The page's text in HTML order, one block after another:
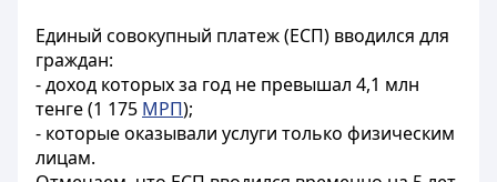
Единый совокупный платеж (ЕСП) вводился для
граждан:
- доход которых за год не превышал 4,1 млн
тенге (1 175 МРП);
- которые оказывали услуги только физическим
лицам.